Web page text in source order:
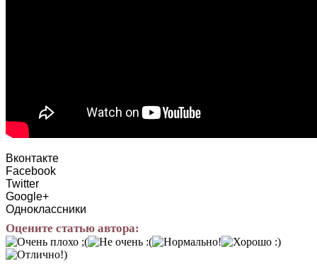
Вконтакте
Facebook
Twitter
Google+
Одноклассники
Оцените статью автора: